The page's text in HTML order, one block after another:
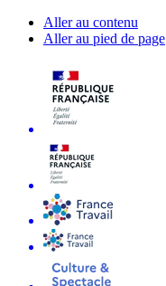
Aller au contenu
Aller au pied de page